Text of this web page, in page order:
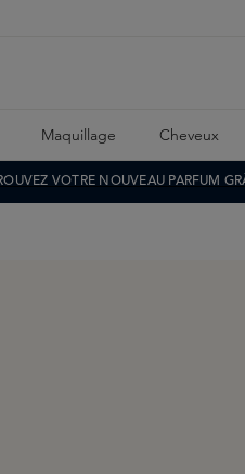
Maquillage Cheveux
VOTRE NOUVEAU PARFUM